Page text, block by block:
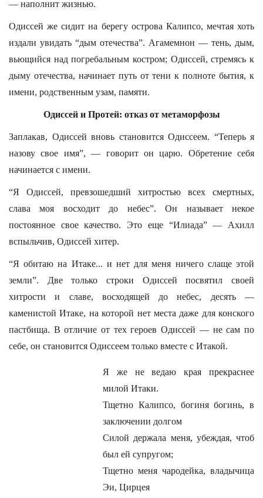
— наполнит жизнью.
Одиссей же сидит на берегу острова Калипсо, мечтая хоть
издали увидать “дым отечества”. Агамемнон — тень, дым,
вьющийся над погребальным костром; Одиссей, стремясь к
дыму отечества, начинает путь от тени к полноте бытия, к
имени, родственным узам, памяти.
Одиссей и Протей: отказ от метаморфозы
Заплакав, Одиссей вновь становится Одиссеем. “Теперь я
назову свое имя”, — говорит он царю. Обретение себя
начинается с имени.
“Я Одиссей, превзошедший хитростью всех смертных,
слава моя восходит до небес”. Он называет некое
постоянное свое качество. Это еще “Илиада” — Ахилл
вспыльчив, Одиссей хитер.
“Я обитаю на Итаке... и нет для меня ничего слаще этой
земли”. Две только строки Одиссей посвятил своей
хитрости и славе, восходящей до небес, десять —
каменистой Итаке, на которой нет места даже для конского
пастбища. В отличие от тех героев Одиссей — не сам по
себе, он становится Одиссеем только вместе с Итакой.
Я же не ведаю края прекраснее
милой Итаки.
Тщетно Калипсо, богиня богинь, в
заключении долгом
Силой держала меня, убеждая, чтоб
был ей супругом;
Тщетно меня чародейка, владычица
Эи, Цирцея